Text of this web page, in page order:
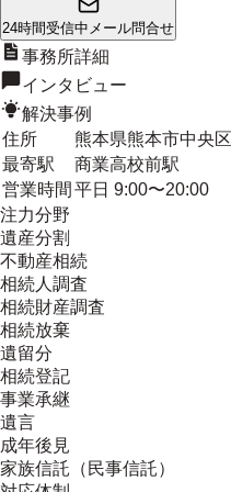
24時間受信中 メール問合せ
事務所詳細
インタビュー
解決事例
住所
熊本県熊本市中央
最寄駅
商業高校前駅
営業時間 平日 9:00〜20:00
注力分野
遺産分割
不動産相続
相続人調査
相続財産調査
相続放棄
遺留分
相続登記
事業承継
遺言
成年後見
家族信託（民事信託）